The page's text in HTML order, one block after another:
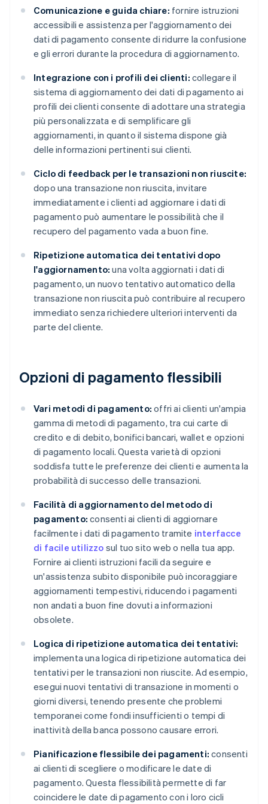
Comunicazione e guida chiare: fornire istruzioni
accessibili e assistenza per l'aggiornamento dei
dati di pagamento consente di ridurre la confusione
e gli errori durante la procedura di aggiornamento.
Integrazione con i profili dei clienti: collegare il
sistema di aggiornamento dei dati di pagamento ai
profili dei clienti consente di adottare una strategia
più personalizzata e di semplificare gli
aggiornamenti, in quanto il sistema dispone già
delle informazioni pertinenti sui clienti.
Ciclo di feedback per le transazioni non riuscite:
dopo una transazione non riuscita, invitare
immediatamente i clienti ad aggiornare i dati di
pagamento può aumentare le possibilità che il
recupero del pagamento vada a buon fine.
Ripetizione automatica dei tentativi dopo
l'aggiornamento: una volta aggiornati i dati di
pagamento, un nuovo tentativo automatico della
transazione non riuscita può contribuire al recupero
immediato senza richiedere ulteriori interventi da
parte del cliente.
Opzioni di pagamento flessibili
Vari metodi di pagamento: offri ai clienti un'ampia
gamma di metodi di pagamento, tra cui carte di
credito e di debito, bonifici bancari, wallet e opzioni
di pagamento locali. Questa varietà di opzioni
soddisfa tutte le preferenze dei clienti e aumenta la
probabilità di successo delle transazioni.
Facilità di aggiornamento del metodo di
pagamento: consenti ai clienti di aggiornare
facilmente i dati di pagamento tramite interfacce
di facile utilizzo sul tuo sito web o nella tua app.
Fornire ai clienti istruzioni facili da seguire e
un'assistenza subito disponibile può incoraggiare
aggiornamenti tempestivi, riducendo i pagamenti
non andati a buon fine dovuti a informazioni
obsolete.
Logica di ripetizione automatica dei tentativi:
implementa una logica di ripetizione automatica dei
tentativi per le transazioni non riuscite. Ad esempio,
esegui nuovi tentativi di transazione in momenti o
giorni diversi, tenendo presente che problemi
temporanei come fondi insufficienti o tempi di
inattività della banca possono causare errori.
Pianificazione flessibile dei pagamenti: consenti
ai clienti di scegliere o modificare le date di
pagamento. Questa flessibilità permette di far
coincidere le date di pagamento con i loro cicli